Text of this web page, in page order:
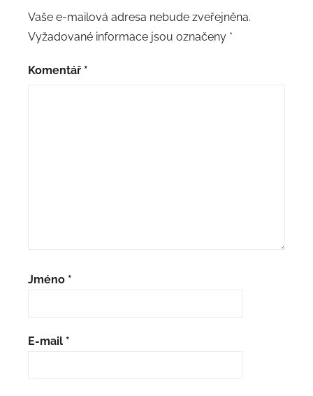
Vaše e-mailová adresa nebude zveřejněna.
Vyžadované informace jsou označeny *
Komentář *
Jméno *
E-mail *